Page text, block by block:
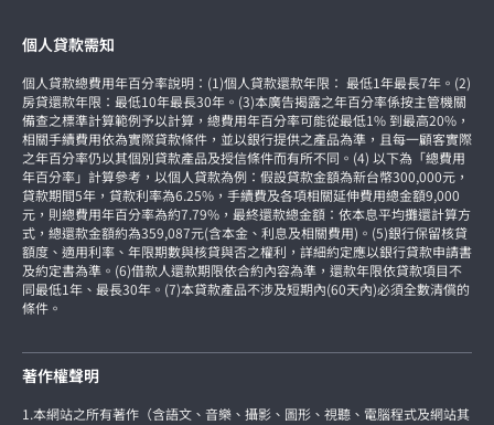
個人貸款需知
個人貸款總費用年百分率說明：(1)個人貸款還款年限： 最低1年最長7年。(2)
房貸還款年限：最低10年最長30年。(3)本廣告揭露之年百分率係按主管機關
備查之標準計算範例予以計算，總費用年百分率可能從最低1% 到最高20%，
相關手續費用依為實際貸款條件，並以銀行提供之產品為準，且每一顧客實際
之年百分率仍以其個別貸款產品及授信條件而有所不同。(4) 以下為「總費用
年百分率」計算參考，以個人貸款為例：假設貸款金額為新台幣300,000元，
貸款期間5年，貸款利率為6.25%，手續費及各項相關延伸費用總金額9,000
元，則總費用年百分率為約7.79%，最終還款總金額：依本息平均攤還計算方
式，總還款金額約為359,087元(含本金、利息及相關費用)。(5)銀行保留核貸
額度、適用利率、年限期數與核貸與否之權利，詳細約定應以銀行貸款申請書
及約定書為準。(6)借款人還款期限依合約內容為準，還款年限依貸款項目不
同最低1年、最長30年。(7)本貸款產品不涉及短期內(60天內)必須全數清償的
條件。
著作權聲明
1.本網站之所有著作（含語文、音樂、攝影、圖形、視聽、電腦程式及網站其